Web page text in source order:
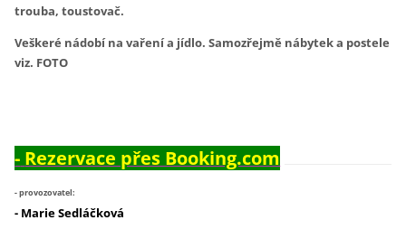
trouba, toustovač.
Veškeré nádobí na vaření a jídlo. Samozřejmě nábytek a postele
viz. FOTO
- Rezervace přes Booking.com
- provozovatel:
- Marie Sedláčková